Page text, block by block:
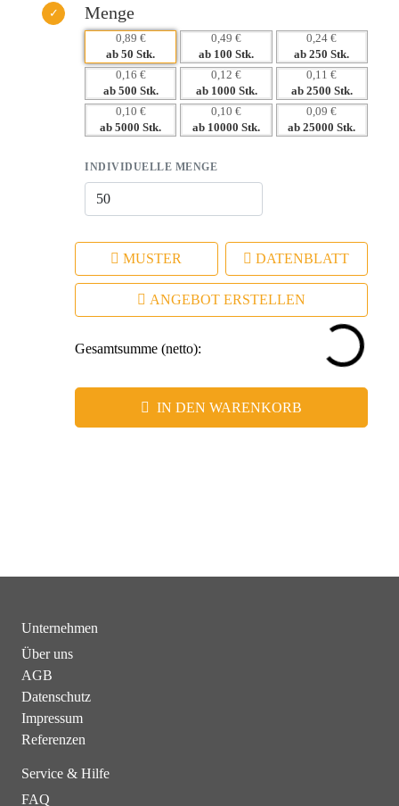
– Hohe Sichtbarkeit und Wiedererkennung
– Praktischer Alltagshelfer, der geschätzt wird
– Langfristige Präsenz Ihrer Marke im Arbeitsumfeld
– Ideal für Veranstaltungen, Messen und als
Unternehmensgeschenk
Menge
0,89 €
ab 50 Stk.
0,49 €
ab 100 Stk.
0,24 €
ab 250 Stk.
0,16 €
ab 500 Stk.
0,12 €
ab 1000 Stk.
0,11 €
ab 2500 Stk.
0,10 €
ab 5000 Stk.
0,10 €
ab 10000 Stk.
0,09 €
ab 25000 Stk.
INDIVIDUELLE MENGE
MUSTER DATENBLATT
ANGEBOT ERSTELLEN
Gesamtsumme (netto):
IN DEN WARENKORB
Unternehmen
Über uns
AGB
Datenschutz
Impressum
Referenzen
Service & Hilfe
FAQ